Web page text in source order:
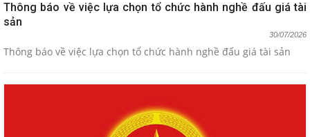
Thông báo về việc lựa chọn tổ chức hành nghề đấu giá tài
sản
30/07/2026
Thông báo về việc lựa chọn tổ chức hành nghề đấu giá tài sản